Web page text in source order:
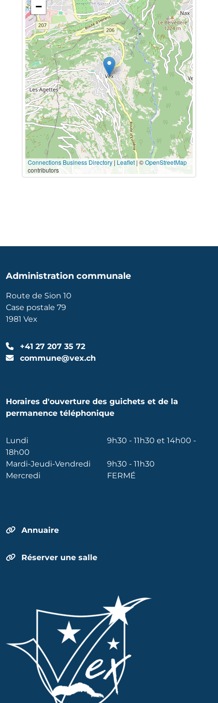
−
Connections Business Directory| Leaflet| ©OpenStreetMap
contributors
Administration communale
Route de Sion 10
Case postale 79
1981 Vex
+41 27 207 35 72
commune@vex.ch
Horaires d'ouverture des guichets et de la
permanence téléphonique
Lundi
9h30 - 11h30 et 14h00 -
18h00
Mardi-Jeudi-Vendredi
9h30 - 11h30
Mercredi
FERMÉ
Annuaire
Réserver une salle